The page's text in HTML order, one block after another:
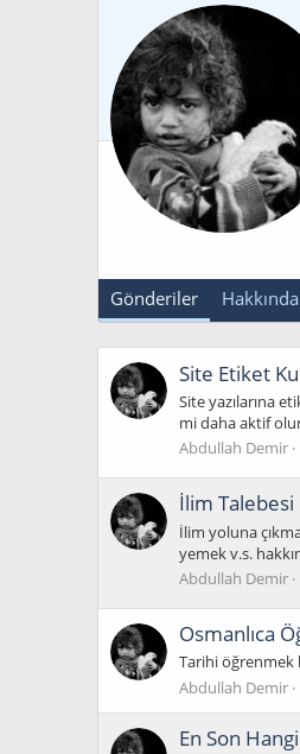
Gönderiler Hakkında
Site Etiket
Site yazılarına
mi daha aktif
Abdullah Demir
İlim
İlim yoluna
yemek v.s.
Abdullah Demir
Osmanlıca
Tarihi öğrenmek
Abdullah Demir
En Son